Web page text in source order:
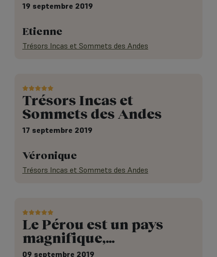
19 septembre 2019
Etienne
Trésors Incas et Sommets des Andes
Trésors Incas et
Sommets des Andes
17 septembre 2019
Véronique
Trésors Incas et Sommets des Andes
Le Pérou est un pays
magnifique,…
09 septembre 2019